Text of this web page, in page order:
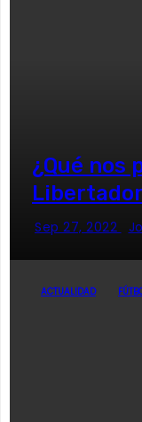
¿Qué nos
Sep 27, 2022
ACTUALIDAD